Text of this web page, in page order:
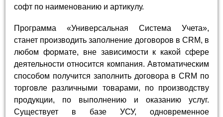
софт по наименованию и артикулу.
Программа «Универсальная Система Учета»,
станет производить заполнение договоров в CRM, в
любом формате, вне зависимости к какой сфере
деятельности относится компания. Автоматическим
способом получится заполнить договора в CRM по
торговле различными товарами, по производству
продукции, по выполнению и оказанию услуг.
Существует в базе УСУ, одновременное